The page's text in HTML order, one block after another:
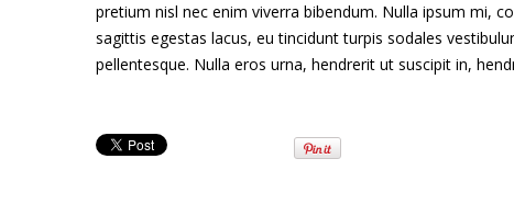
pretium nisl nec enim viverra bibendum. Nulla ipsum mi,
sagittis egestas lacus, eu tincidunt turpis sodales
pellentesque. Nulla eros urna, hendrerit ut suscipit in,